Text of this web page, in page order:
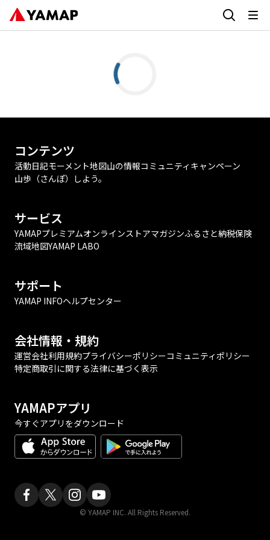
コンテンツ
活動日記モーメント地図山の情報コミュニティ キャンペーン
山歩（さんぽ）しよう。
サービス
YAMAPプレミアムオンラインストアマガジンふるさと納税保険
流域地図YAMAP LABO
サポート
YAMAP INFOヘルプセンター
会社情報・規約
運営会社利用規約プライバシーポリシーコミュニティポリシー
特定商取引に関する法律に基づく表示
YAMAPアプリ
今すぐアプリをダウンロード
© YAMAP INC. All Rights Reserved.